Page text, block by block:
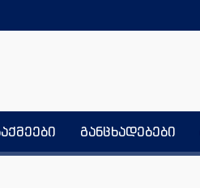
განცხადებები